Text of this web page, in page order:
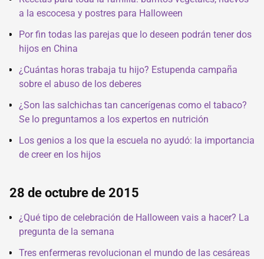
a la escocesa y postres para Halloween
Por fin todas las parejas que lo deseen podrán tener dos
hijos en China
¿Cuántas horas trabaja tu hijo? Estupenda campaña
sobre el abuso de los deberes
¿Son las salchichas tan cancerígenas como el tabaco?
Se lo preguntamos a los expertos en nutrición
Los genios a los que la escuela no ayudó: la importancia
de creer en los hijos
28 de octubre de 2015
¿Qué tipo de celebración de Halloween vais a hacer? La
pregunta de la semana
Tres enfermeras revolucionan el mundo de las cesáreas